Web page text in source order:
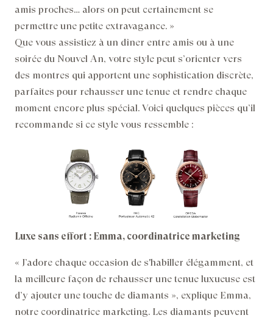
amis proches… alors on peut certainement se
permettre une petite extravagance. »
Que vous assistiez à un dîner entre amis ou à une
soirée du Nouvel An, votre style peut s’orienter vers
des montres qui apportent une sophistication discrète,
parfaites pour rehausser une tenue et rendre chaque
moment encore plus spécial. Voici quelques pièces qu’il
recommande si ce style vous ressemble :
Luxe sans effort : Emma, coordinatrice marketing
« J’adore chaque occasion de s'habiller élégamment, et
la meilleure façon de rehausser une tenue luxueuse est
d’y ajouter une touche de diamants », explique Emma,
notre coordinatrice marketing. Les diamants peuvent